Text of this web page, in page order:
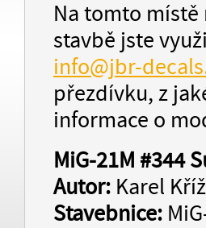
Na tomto
stavbě jste
info@jbr-
přezdívku, z
informace o
MiG-21M #344
Autor: Karel Kříž
Stavebnice: